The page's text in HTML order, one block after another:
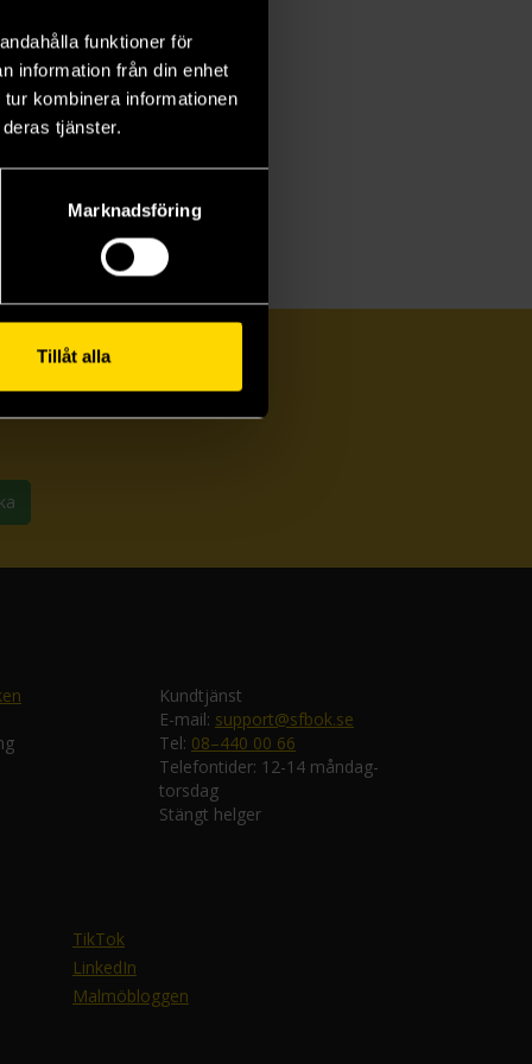
funktioner för
information från din enhet
kombinera informationen
tjänster.
Marknadsföring
Tillåt alla
Kundtjänst
E-mail: support@sfbok.se
Tel: 08–440 00 66
Telefontider: 12-14 måndag-
torsdag
Stängt helger
TikTok
LinkedIn
Malmöbloggen